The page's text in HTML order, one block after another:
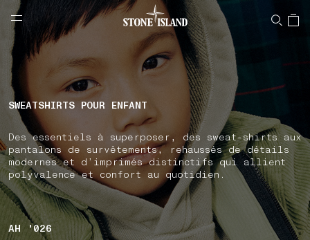
NAVIGATION.ARIA.GOTOMAINCONTENT
LABEL.SHOPPINGCOUNTRY BELGIQUE
SWEATSHIRTS POUR ENFANT
Des essentiels à superposer, des sweat-shirts aux
pantalons de survêtements, rehaussés de détails
modernes et d’imprimés distinctifs qui allient
polyvalence et confort au quotidien.
AH '026